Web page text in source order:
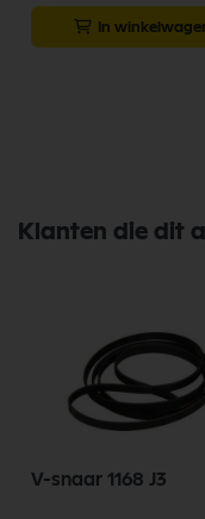
In
Klanten die dit
V-snaar 1168 J3